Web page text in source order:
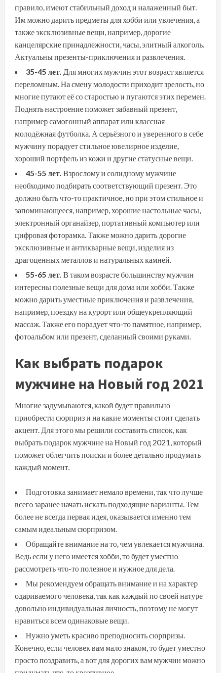
правило, имеют стабильный доход и налаженный быт.
Им можно дарить предметы для хобби или увлечения, а
также эксклюзивные вещи, например, дорогие
канцелярские принадлежности, часы, элитный алкоголь.
Актуальны презенты-приключения и развлечения.
35-45 лет. Для многих мужчин этот возраст является
переломным. На смену молодости приходит зрелость, но
многие путают её со старостью и пугаются этих перемен.
Поднять настроение поможет забавный презент,
например самогонный аппарат или классная
молодёжная футболка. А серьёзного и уверенного в себе
мужчину порадует стильное ювелирное изделие,
хороший портфель из кожи и другие статусные вещи.
45-55 лет. Взрослому и солидному мужчине
необходимо подбирать соответствующий презент. Это
должно быть что-то практичное, но при этом стильное и
запоминающееся, например, хорошие настольные часы,
электронный органайзер, портативный компьютер или
цифровая фоторамка. Также можно дарить дорогие
эксклюзивные и антикварные вещи, изделия из
драгоценных металлов и натуральных камней.
55-65 лет. В таком возрасте большинству мужчин
интересны полезные вещи для дома или хобби. Также
можно дарить уместные приключения и развлечения,
например, поездку на курорт или общеукрепляющий
массаж. Также его порадует что-то памятное, например,
фотоальбом или презент, сделанный своими руками.
Как выбрать подарок
мужчине на Новый год 2021
Многие задумываются, какой будет правильно
приобрести сюрприз и на какие моменты стоит сделать
акцент. Для этого мы решили составить список, как
выбрать подарок мужчине на Новый год 2021, который
поможет облегчить поиски и более детально продумать
каждый момент.
Подготовка занимает немало времени, так что лучше
всего заранее начать искать подходящие варианты. Тем
более не всегда первая идея, оказывается именно тем
самым идеальным сюрпризом.
Обращайте внимание на то, чем увлекается мужчина.
Ведь если у него имеется хобби, то будет уместно
рассмотреть что-то полезное и нужное для дела.
Мы рекомендуем обращать внимание и на характер
одариваемого человека, так как каждый по своей натуре
довольно индивидуальная личность, поэтому не могут
нравиться всем одинаковые вещи.
Нужно уметь красиво преподносить сюрпризы.
Конечно, если человек вам мало знаком, то будет уместно
просто поздравить, а вот для дорогих вам мужчин можно